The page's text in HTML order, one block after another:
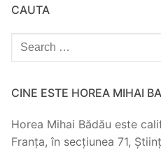
CAUTA
Search
for:
CINE ESTE HOREA MIHAI
Horea Mihai Bădău este
Franța, în secțiunea 71,